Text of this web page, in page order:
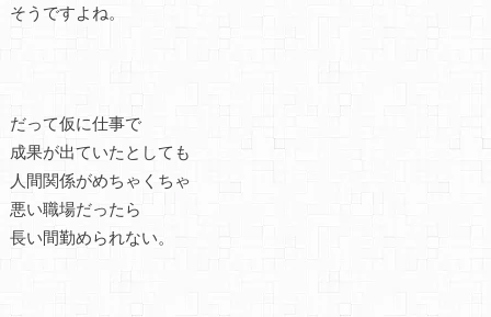
そうですよね。
だって仮に仕事で
成果が出ていたとしても
人間関係がめちゃくちゃ
悪い職場だったら
長い間勤められない。